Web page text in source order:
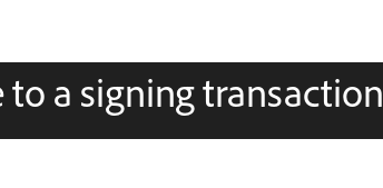
a signing transaction